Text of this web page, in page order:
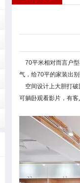
70平米相对而言户型
气，给70平的家装出
空间设计上大胆打破
可躺卧观看影片，有